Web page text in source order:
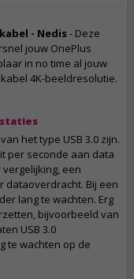
- Nedis- Deze
jouw OnePlus
in no time al jouw
4K-beeldresolutie.
het type USB 3.0 zijn.
per seconde aan data
een
dataoverdracht. Bij een
lang te wachten. Erg
bijvoorbeeld van
USB 3.0
te wachten op de